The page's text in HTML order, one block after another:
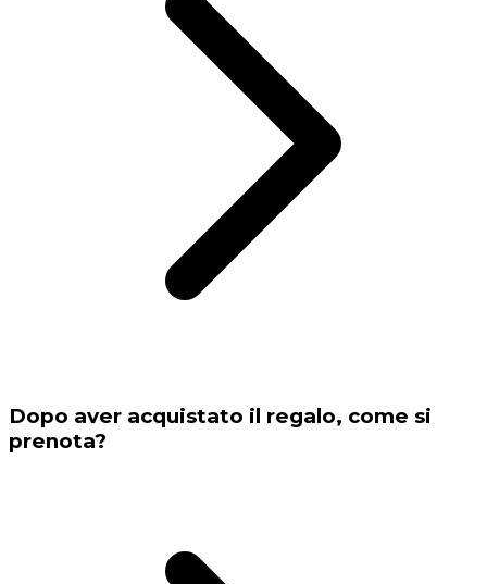
Dopo aver acquistato il regalo, come si
prenota?